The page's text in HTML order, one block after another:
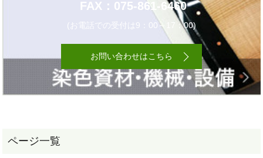
FAX：075-861-6460
(お電話での受付は9：00～17：00)
お問い合わせはこちら